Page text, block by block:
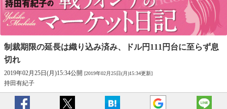
制裁期限の延長は織り込み済み、
ドル円111円台に至らず息
切れ
2019年02月25日(月)15:34公開 [2019年02月25日(月)15:34更新]
持田有紀子